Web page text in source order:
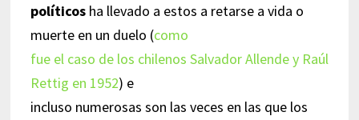
políticosha llevado a estos a retarse a vida o
muerte en un duelo (como
fue el caso de los chilenos Salvador Allende y Raúl
Rettig en 1952) e
incluso numerosas son las veces en las que los